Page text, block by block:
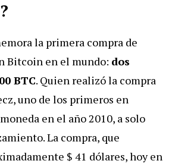
?
la primera compra de
Bitcoin en el mundo: dos
BTC. Quien realizó la compra
uno de los primeros en
en el año 2010, a solo
La compra, que
$ 41 dólares, hoy en